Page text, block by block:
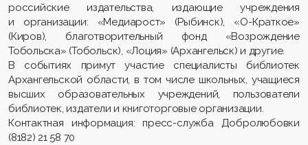
российские издательства, издающие учреждения
и организации: «Медиарост» (Рыбинск), «О-Краткое»
(Киров), благотворительный фонд «Возрождение
Тобольска» (Тобольск), «Лоция» (Архангельск) и другие.
В событиях примут участие специалисты библиотек
Архангельской области, в том числе школьных, учащиеся
высших образовательных учреждений, пользователи
библиотек, издатели и книготорговые организации.
Контактная информация: пресс-служба Добролюбовки
(8182) 21 58 70